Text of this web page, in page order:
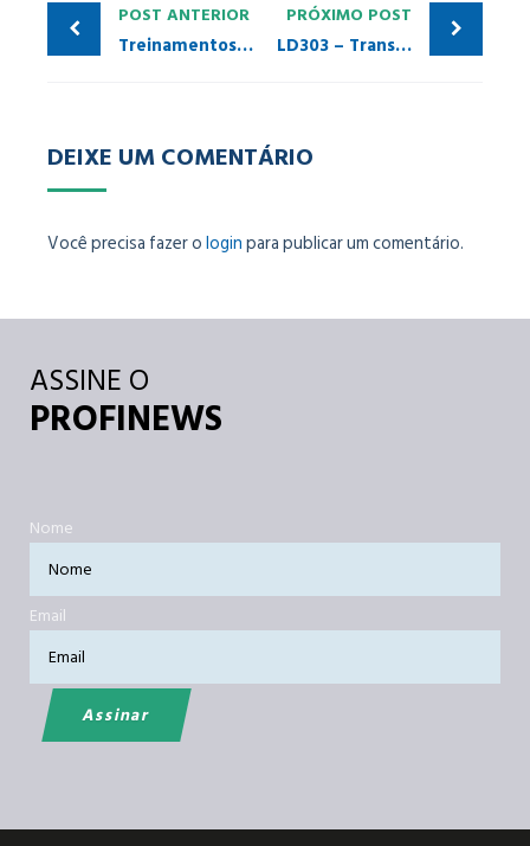
POST ANTERIOR
Treinamentos 2023
PRÓXIMO POST
LD303 – Transmissor de Pressão, Nível e Vazão PROFIBUS PA
DEIXE UM COMENTÁRIO
Você precisa fazer ologinpara publicar um comentário.
ASSINE O
PROFINEWS
Nome
Email